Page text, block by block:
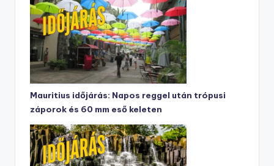
Mauritius időjárás: Napos reggel után trópusi
záporok és 60 mm eső keleten